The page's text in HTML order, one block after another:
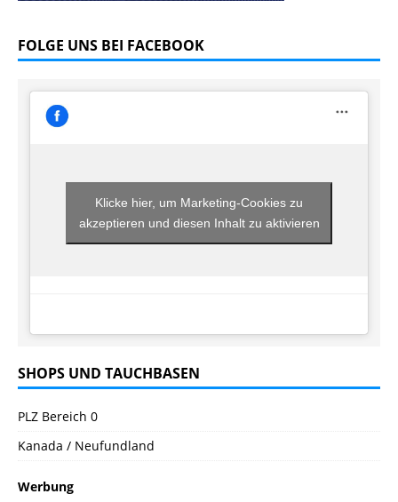
FOLGE UNS BEI FACEBOOK
Klicke hier, um Marketing-Cookies zu
akzeptieren und diesen Inhalt zu aktivieren
SHOPS UND TAUCHBASEN
PLZ Bereich 0
Kanada / Neufundland
Werbung